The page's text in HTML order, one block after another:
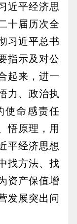
近平经济思
十届历次全
习近平总书
指示及对公
起来，进一
力、政治执
使命感责任
悟原理，用
平经济思想
找方法、找
资产保值增
发展突出问